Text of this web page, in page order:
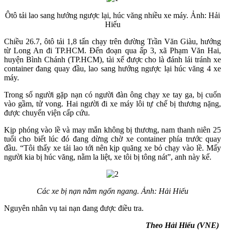
Ôtô tải lao sang hướng ngược lại, húc văng nhiều xe máy. Ảnh: Hải
Hiếu
Chiều 26.7, ôtô tải 1,8 tấn chạy trên đường Trần Văn Giàu, hướng
từ Long An đi TP.HCM. Đến đoạn qua ấp 3, xã Phạm Văn Hai,
huyện Bình Chánh (TP.HCM), tài xế được cho là đánh lái tránh xe
container đang quay đầu, lao sang hướng ngược lại húc văng 4 xe
máy.
Trong số người gặp nạn có người đàn ông chạy xe tay ga, bị cuốn
vào gầm, tử vong. Hai người đi xe máy lôi tự chế bị thương nặng,
được chuyển viện cấp cứu.
Kịp phóng vào lề và may mắn không bị thương, nam thanh niên 25
tuổi cho biết lúc đó đang dừng chờ xe container phía trước quay
đầu. “Tôi thấy xe tải lao tới nên kịp quăng xe bỏ chạy vào lề. Mấy
người kia bị húc văng, nằm la liệt, xe tôi bị tông nát”, anh này kể.
Các xe bị nạn nằm ngổn ngang. Ảnh: Hải Hiếu
Nguyên nhân vụ tai nạn đang được điều tra.
Theo Hải Hiếu (VNE)